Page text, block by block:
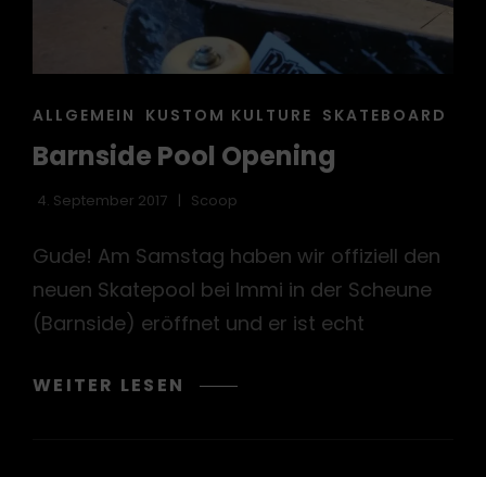
CAT
ALLGEMEIN KUSTOM KULTURE SKATEBOARD
Barnside Pool Opening
4. September 2017 Scoop
Gude! Am Samstag haben wir offiziell den
neuen Skatepool bei Immi in der Scheune
(Barnside) eröffnet und er ist echt
WEITER LESEN BARNSIDE